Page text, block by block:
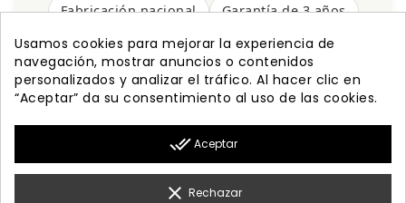
Fabricación nacional
Garantía de 3 años
Envío gratis
PRODUCTOS 

Usamos cookies para mejorar la experiencia de
navegación, mostrar anuncios o contenidos
personalizados y analizar el tráfico. Al hacer clic en
“Aceptar” da su consentimiento al uso de las cookies.
done_all Aceptar
clear Rechazar